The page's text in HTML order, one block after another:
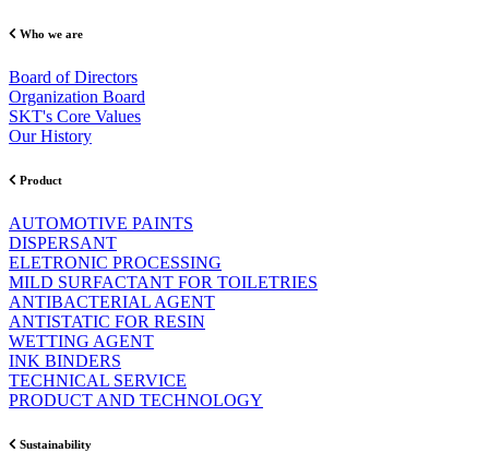
Who we are
Board of Directors
Organization Board
SKT's Core Values
Our History
Product
AUTOMOTIVE PAINTS
DISPERSANT
ELETRONIC PROCESSING
MILD SURFACTANT FOR TOILETRIES
ANTIBACTERIAL AGENT
ANTISTATIC FOR RESIN
WETTING AGENT
INK BINDERS
TECHNICAL SERVICE
PRODUCT AND TECHNOLOGY
Sustainability